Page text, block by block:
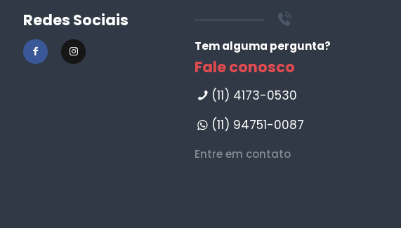
Redes Sociais
Tem alguma pergunta?
Fale conosco
(11) 4173-0530
(11) 94751-0087
Entre em contato